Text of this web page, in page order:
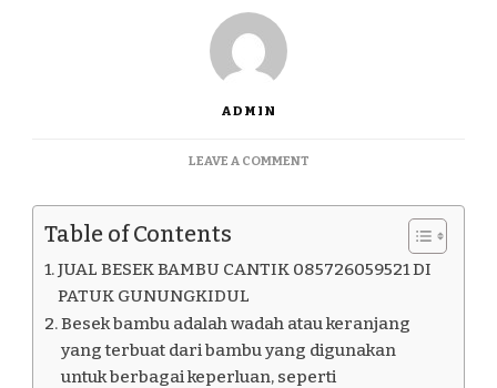
ADMIN
LEAVE A COMMENTON
085726059521
GUNUNGKIDUL
Table of Contents
JUAL BESEK BAMBU CANTIK 085726059521 DI
PATUK GUNUNGKIDUL
Besek bambu adalah wadah atau keranjang
yang terbuat dari bambu yang digunakan
untuk berbagai keperluan, seperti